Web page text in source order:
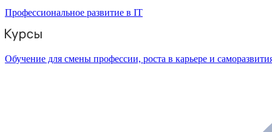
Профессиональное развитие в IT
Обучение для смены профессии, роста в карьере и